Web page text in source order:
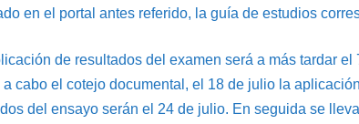
en el portal antes referido, la guía de estudios
de resultados del examen será a más tardar
a cabo el cotejo documental, el 18 de julio la
del ensayo serán el 24 de julio. En seguida se